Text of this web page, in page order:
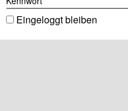
Eingeloggt bleiben